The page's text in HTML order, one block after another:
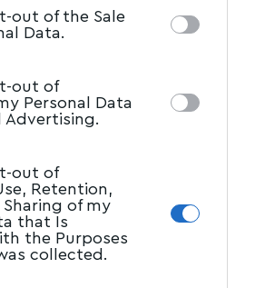
further disclose it to
out of the Sale
Data.
out of
Personal Data
Advertising.
out of
Retention,
of my
that Is
the Purposes
collected.